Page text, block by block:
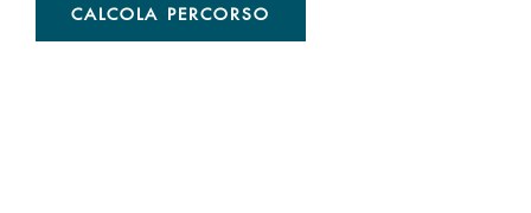
CALCOLA PERCORSO